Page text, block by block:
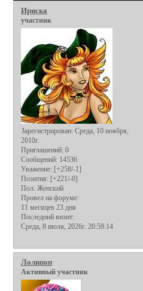
Ириска
участник
Зарегистрирован: Среда, 10 ноября,
2010г.
Приглашений: 0
Сообщений: 14536
Уважение: [+258/-1]
Позитив: [+221/-0]
Пол: Женский
Провел на форуме:
11 месяцев 23 дня
Последний визит:
Среда, 8 июля, 2026г. 20:59:14
Лолипоп
Активный участник